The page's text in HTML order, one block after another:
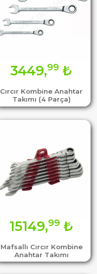
Cırcır Kombine Anahtar
Takımı (4 Parça)
3449,99 ₺
Mafsallı Cırcır Kombine
Anahtar Takımı
15149,99 ₺